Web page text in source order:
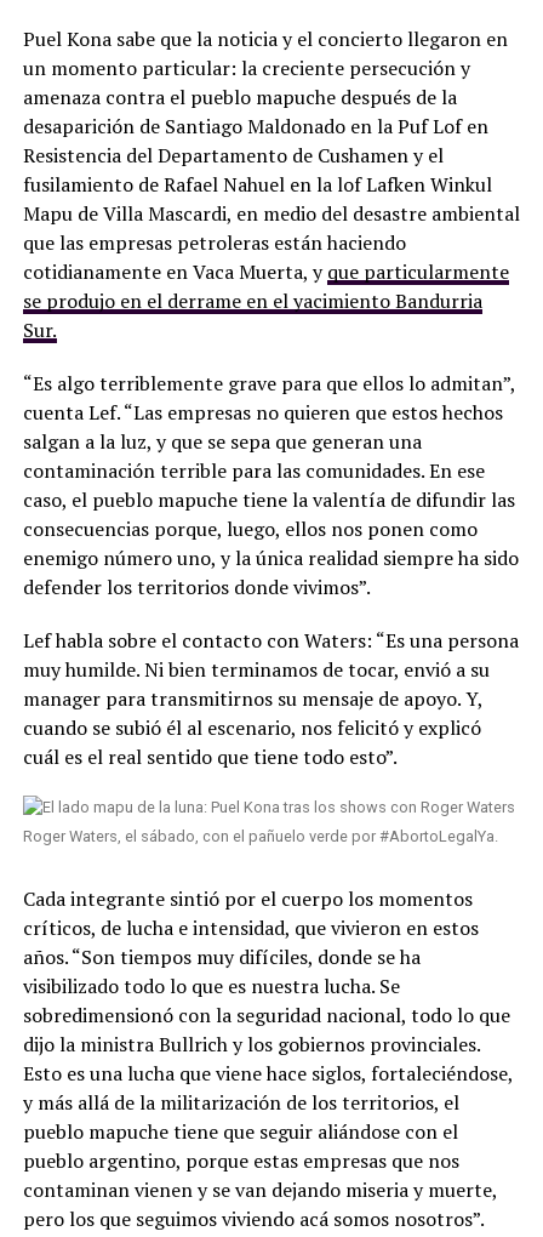
Puel Kona sabe que la noticia y el concierto llegaron en
un momento particular: la creciente persecución y
amenaza contra el pueblo mapuche después de la
desaparición de Santiago Maldonado en la Puf Lof en
Resistencia del Departamento de Cushamen y el
fusilamiento de Rafael Nahuel en la lof Lafken Winkul
Mapu de Villa Mascardi, en medio del desastre ambiental
que las empresas petroleras están haciendo
cotidianamente en Vaca Muerta, yque particularmente
se produjo en el derrame en el yacimiento Bandurria
Sur.
“Es algo terriblemente grave para que ellos lo admitan”,
cuenta Lef. “Las empresas no quieren que estos hechos
salgan a la luz, y que se sepa que generan una
contaminación terrible para las comunidades. En ese
caso, el pueblo mapuche tiene la valentía de difundir las
consecuencias porque, luego, ellos nos ponen como
enemigo número uno, y la única realidad siempre ha sido
defender los territorios donde vivimos”.
Lef habla sobre el contacto con Waters: “Es una persona
muy humilde. Ni bien terminamos de tocar, envió a su
manager para transmitirnos su mensaje de apoyo. Y,
cuando se subió él al escenario, nos felicitó y explicó
cuál es el real sentido que tiene todo esto”.
Roger Waters, el sábado, con el pañuelo verde por #AbortoLegalYa.
Cada integrante sintió por el cuerpo los momentos
críticos, de lucha e intensidad, que vivieron en estos
años. “Son tiempos muy difíciles, donde se ha
visibilizado todo lo que es nuestra lucha. Se
sobredimensionó con la seguridad nacional, todo lo que
dijo la ministra Bullrich y los gobiernos provinciales.
Esto es una lucha que viene hace siglos, fortaleciéndose,
y más allá de la militarización de los territorios, el
pueblo mapuche tiene que seguir aliándose con el
pueblo argentino, porque estas empresas que nos
contaminan vienen y se van dejando miseria y muerte,
pero los que seguimos viviendo acá somos nosotros”.